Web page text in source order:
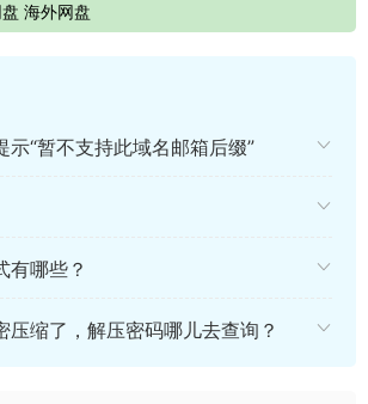
海外网盘
示“暂不支持此域名邮箱后缀”
有哪些？
压缩了，解压密码哪儿去查询？